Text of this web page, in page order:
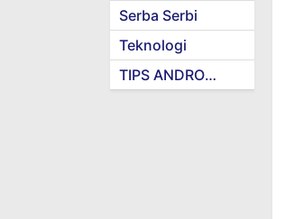
Serba Serbi
Teknologi
TIPS ANDROID